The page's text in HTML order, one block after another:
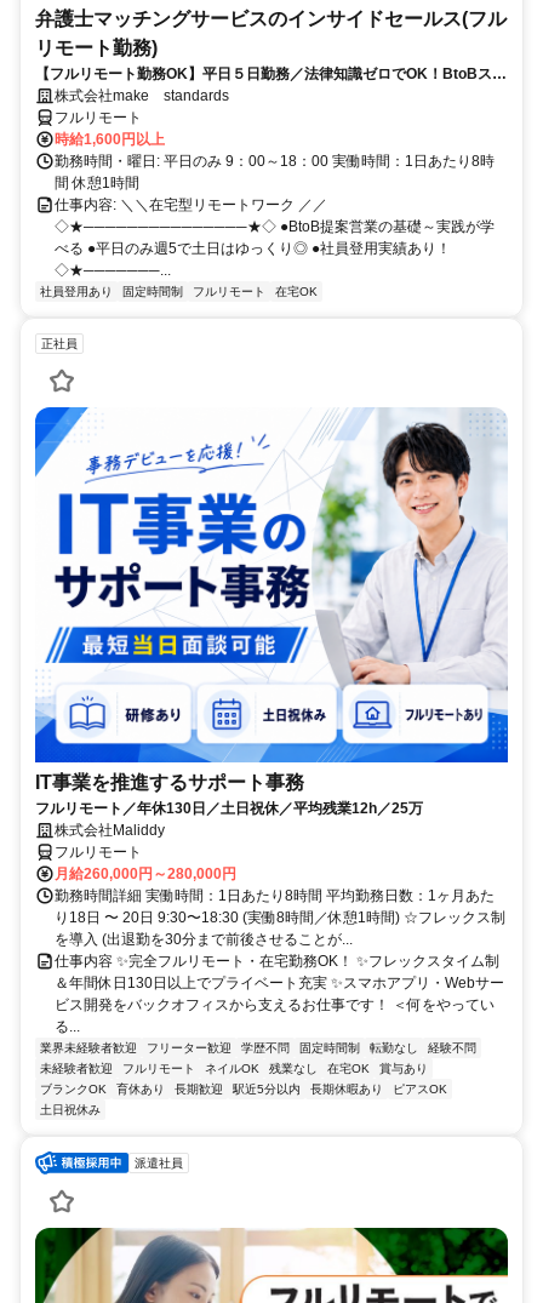
弁護士マッチングサービスのインサイドセールス(フル
リモート勤務)
【フルリモート勤務OK】平日５日勤務／法律知識ゼロでOK！BtoBスキ
ルが身につく営業職
株式会社make standards
フルリモート
時給1,600円以上
勤務時間・曜日: 平日のみ 9：00～18：00 実働時間：1日あたり8時
間 休憩1時間
仕事内容: ＼＼在宅型リモートワーク ／／
◇★───────────────★◇ ●BtoB提案営業の基礎～実践が学
べる ●平日のみ週5で土日はゆっくり◎ ●社員登用実績あり！
◇★───────...
社員登用あり 固定時間制 フルリモート 在宅OK
正社員
IT事業を推進するサポート事務
フルリモート／年休130日／土日祝休／平均残業12h／25万
株式会社Maliddy
フルリモート
月給260,000円～280,000円
勤務時間詳細 実働時間：1日あたり8時間 平均勤務日数：1ヶ月あた
り18日 〜 20日 9:30〜18:30 (実働8時間／休憩1時間) ☆フレックス制
を導入 (出退勤を30分まで前後させることが...
仕事内容 ✨完全フルリモート・在宅勤務OK！ ✨フレックスタイム制
＆年間休日130日以上でプライベート充実 ✨スマホアプリ・Webサー
ビス開発をバックオフィスから支えるお仕事です！ ＜何をやってい
る...
業界未経験者歓迎 フリーター歓迎 学歴不問 固定時間制 転勤なし
経験不問
未経験者歓迎
フルリモート ネイルOK 残業なし 在宅OK
賞与あり
ブランクOK
育休あり 長期歓迎 駅近5分以内 長期休暇あり
ピアスOK
土日祝休み
派遣社員